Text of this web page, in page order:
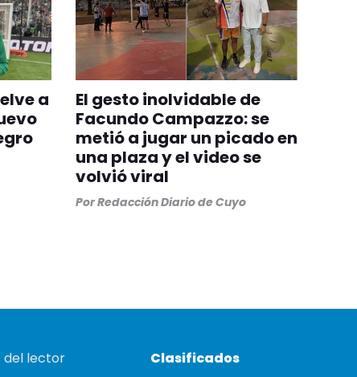
a
El gesto inolvidable de
Facundo Campazzo: se
metió a jugar un picado en
una plaza y el video se
volvió viral
PorRedacción Diario de Cuyo
del lector
Clasificados